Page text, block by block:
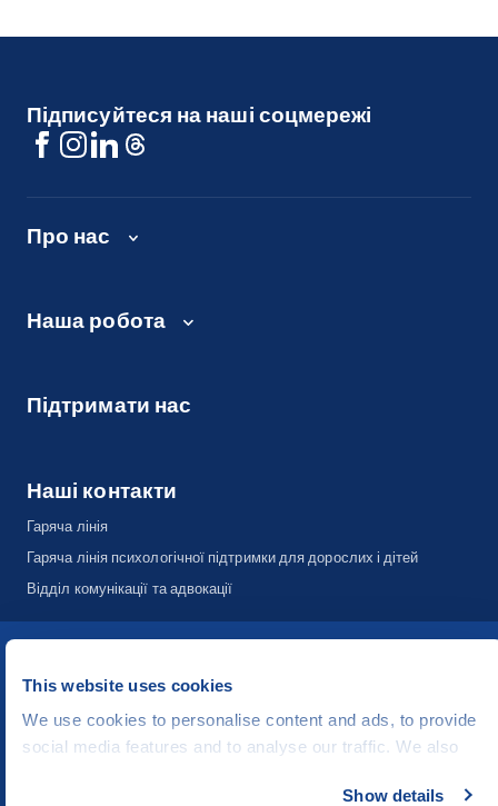
This website uses cookies
We use cookies to personalise content and ads, to provide
social media features and to analyse our traffic. We also
media, advertising and analytics partners who may
Show details
Підписуйтеся на наші соцмережі
Про нас
Наша робота
Підтримати нас
Наші контакти
Гаряча лінія
Гаряча лінія психологічної підтримки для дорослих і дітей
Відділ комунікації та адвокації
The website is generously hosted free of charge by
Developed by